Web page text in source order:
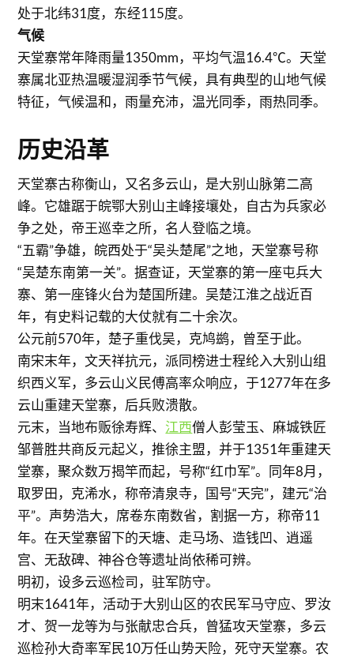
处于北纬31度，东经115度。
气候
天堂寨常年降雨量1350mm，平均气温16.4℃。天堂
寨属北亚热温暖湿润季节气候，具有典型的山地气候
特征，气候温和，雨量充沛，温光同季，雨热同季。
历史沿革
天堂寨古称衡山，又名多云山，是大别山脉第二高
峰。它雄踞于皖鄂大别山主峰接壤处，自古为兵家必
争之处，帝王巡幸之所，名人登临之境。
“五霸”争雄，皖西处于“吴头楚尾”之地，天堂寨号称
“吴楚东南第一关”。据查证，天堂寨的第一座屯兵大
寨、第一座锋火台为楚国所建。吴楚江淮之战近百
年，有史料记载的大仗就有二十余次。
公元前570年，楚子重伐吴，克鸠鹚，曾至于此。
南宋末年，文天祥抗元，派同榜进士程纶入大别山组
织西义军，多云山义民傅高率众响应，于1277年在多
云山重建天堂寨，后兵败溃散。
元末，当地布贩徐寿辉、 江西僧人彭莹玉、麻城铁匠
邹普胜共商反元起义，推徐主盟，并于1351年重建天
堂寨，聚众数万揭竿而起，号称“红巾军”。同年8月，
取罗田，克浠水，称帝清泉寺，国号“天完”，建元“治
平”。声势浩大，席卷东南数省，割据一方，称帝11
年。在天堂寨留下的天塘、走马场、造钱凹、逍遥
宫、无敌碑、神谷仓等遗址尚依稀可辨。
明初，设多云巡检司，驻军防守。
明末1641年，活动于大别山区的农民军马守应、罗汝
才、贺一龙等为与张献忠合兵，曾猛攻天堂寨，多云
巡检孙大奇率军民10万任山势天险，死守天堂寨。农